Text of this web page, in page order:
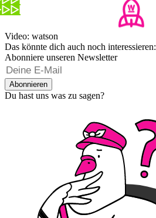
Video: watson
Das könnte dich auch noch interessieren:
Abonniere unseren Newsletter
Abonnieren
Du hast uns was zu sagen?